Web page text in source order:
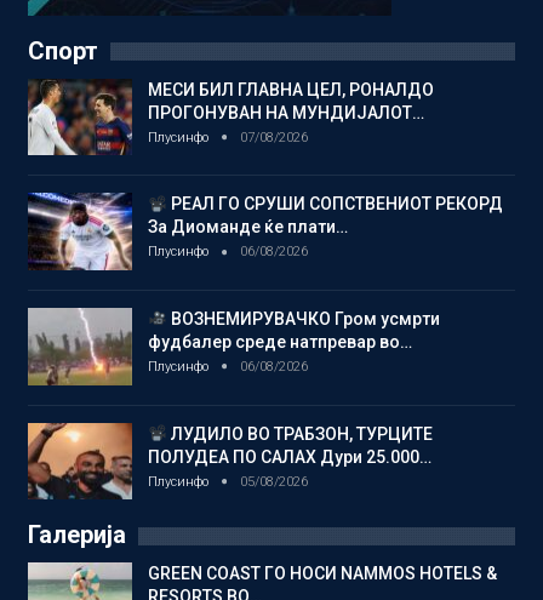
Спорт
МЕСИ БИЛ ГЛАВНА ЦЕЛ, РОНАЛДО
ПРОГОНУВАН НА МУНДИЈАЛОТ…
Плусинфо 07/08/2026
РЕАЛ ГО СРУШИ СОПСТВЕНИОТ РЕКОРД
За Диоманде ќе плати…
Плусинфо 06/08/2026
ВОЗНЕМИРУВАЧКО Гром усмрти
фудбалер среде натпревар во…
Плусинфо 06/08/2026
ЛУДИЛО ВО ТРАБЗОН, ТУРЦИТЕ
ПОЛУДЕА ПО САЛАХ Дури 25.000…
Плусинфо 05/08/2026
Галерија
GREEN COAST ГО НОСИ NAMMOS HOTELS &